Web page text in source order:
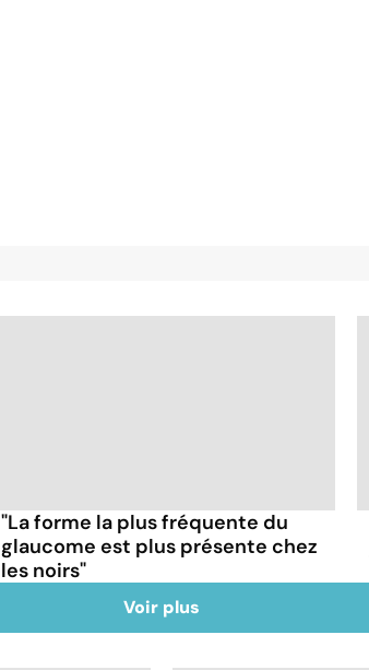
"La forme la plus fréquente du
glaucome est plus présente chez
les noirs"
Voir plus